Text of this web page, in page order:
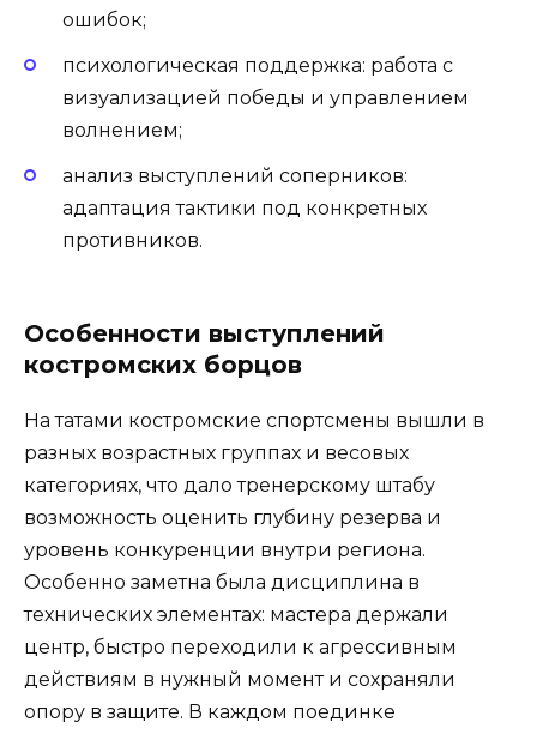
ошибок;
психологическая поддержка: работа с
визуализацией победы и управлением
волнением;
анализ выступлений соперников:
адаптация тактики под конкретных
противников.
Особенности выступлений
костромских борцов
На татами костромские спортсмены вышли в
разных возрастных группах и весовых
категориях, что дало тренерскому штабу
возможность оценить глубину резерва и
уровень конкуренции внутри региона.
Особенно заметна была дисциплина в
технических элементах: мастера держали
центр, быстро переходили к агрессивным
действиям в нужный момент и сохраняли
опору в защите. В каждом поединке